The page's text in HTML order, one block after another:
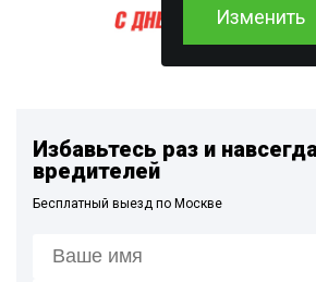
Изменить
Избавьтесь раз и
вредителей
Бесплатный выезд по Москве